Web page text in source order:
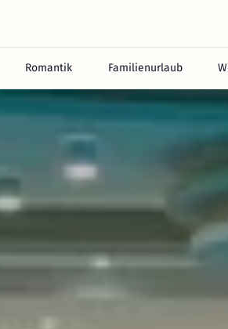
Romantik Familienurlaub